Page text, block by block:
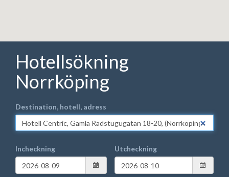
Hotellsökning
Norrköping
Destination, hotell, adress
Incheckning Utcheckning